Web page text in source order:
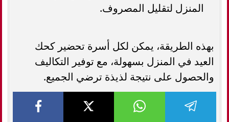
المنزل لتقليل المصروف.
بهذه الطريقة، يمكن لكل أسرة تحضير كحك
العيد في المنزل بسهولة، مع توفير التكاليف
والحصول على نتيجة لذيذة ترضي الجميع.